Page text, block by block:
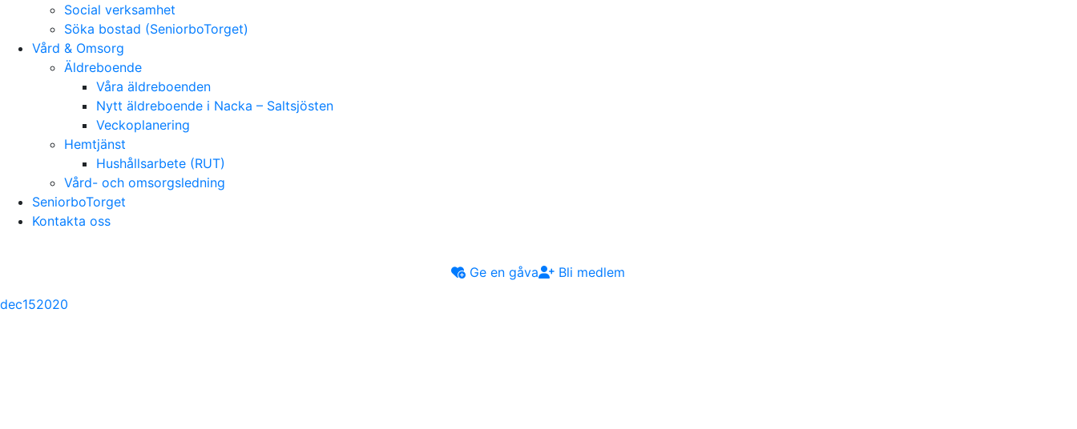
Social verksamhet
Söka bostad (SeniorboTorget)
Vård & Omsorg
Äldreboende
Våra äldreboenden
Nytt äldreboende i Nacka – Saltsjösten
Veckoplanering
Hemtjänst
Hushållsarbete (RUT)
Vård- och omsorgsledning
SeniorboTorget
Kontakta oss
Ge en gåva
Bli medlem
dec152020